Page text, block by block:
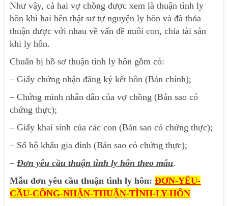
Như vậy, cả hai vợ chồng được xem là thuận tình ly
hôn khi hai bên thật sư tự nguyện ly hôn và đã thỏa
thuận được với nhau về vấn đề nuôi con, chia tài sản
khi ly hôn.
Chuẩn bị hồ sơ thuận tình ly hôn gồm có:
– Giấy chứng nhận đăng ký kết hôn (Bản chính);
– Chứng minh nhân dân của vợ chồng (Bản sao có
chứng thực);
– Giấy khai sinh của các con (Bản sao có chứng thực);
– Sổ hộ khẩu gia đình (Bản sao có chứng thực);
– Đơn yêu cầu thuận tình ly hôn theo mẫu.
Mẫu đơn yêu cầu thuận tình ly hôn:ĐƠN-YÊU-
CẦU-CÔNG-NHẬN-THUẬN-TÌNH-LY-HÔN